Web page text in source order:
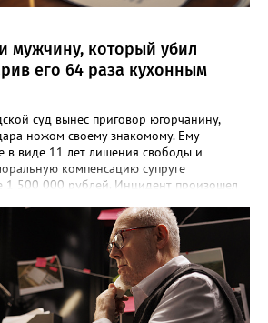
мужчину, который убил
его 64 раза кухонным
суд вынес приговор югорчанину,
ножом своему знакомому. Ему
в виде 11 лет лишения свободы и
компенсацию супруге
1 500 000 рублей. Инцидент произошел
жилого дома. Произошла потасовка
убийство кухонным ножом. Он нанес
по различным частям тела, которые
Во время судебного заседания
вину, но от дачи показаний